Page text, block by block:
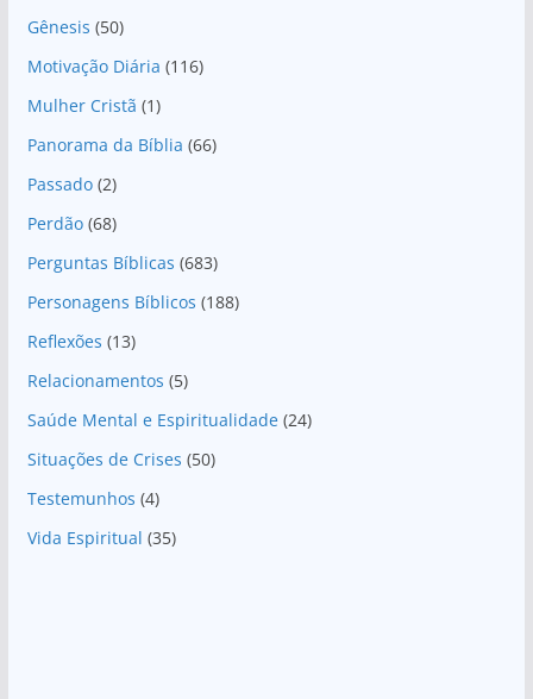
Gênesis (50)
Motivação Diária (116)
Mulher Cristã (1)
Panorama da Bíblia (66)
Passado(2)
Perdão(68)
Perguntas Bíblicas (683)
Personagens Bíblicos (188)
Reflexões (13)
Relacionamentos (5)
Saúde Mental e Espiritualidade(24)
Situações de Crises (50)
Testemunhos (4)
Vida Espiritual (35)